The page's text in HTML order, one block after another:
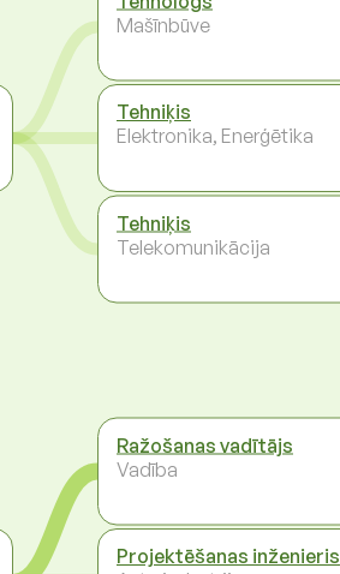
Mašīnbūve
Tehniķis
Elektronika, Enerģētika
Tehniķis
Telekomunikācija
Ražošanas vadītājs
Vadība
Projektēšanas inženieris